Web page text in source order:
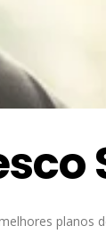
planos